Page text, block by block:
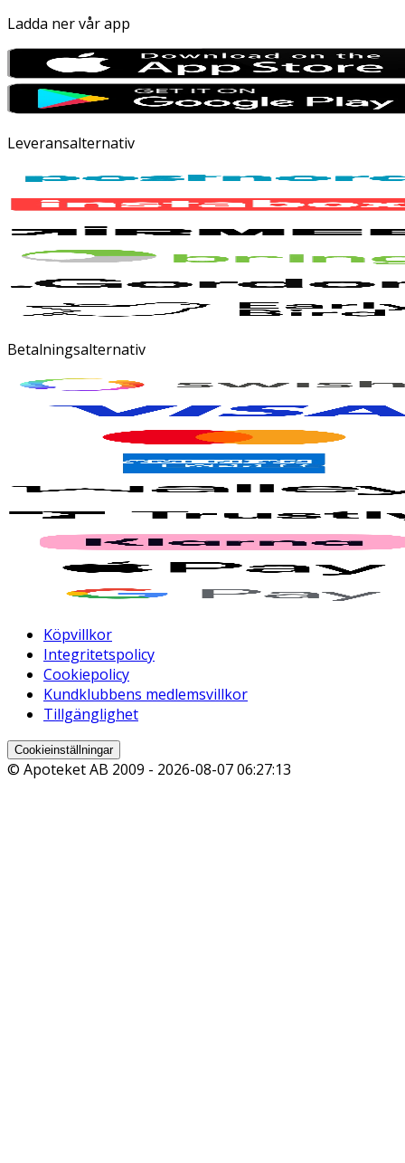
Ladda ner vår app
Leveransalternativ
Betalningsalternativ
Köpvillkor
Integritetspolicy
Cookiepolicy
Kundklubbens medlemsvillkor
Tillgänglighet
Cookieinställningar
© Apoteket AB 2009 - 2026-08-07 06:27:13